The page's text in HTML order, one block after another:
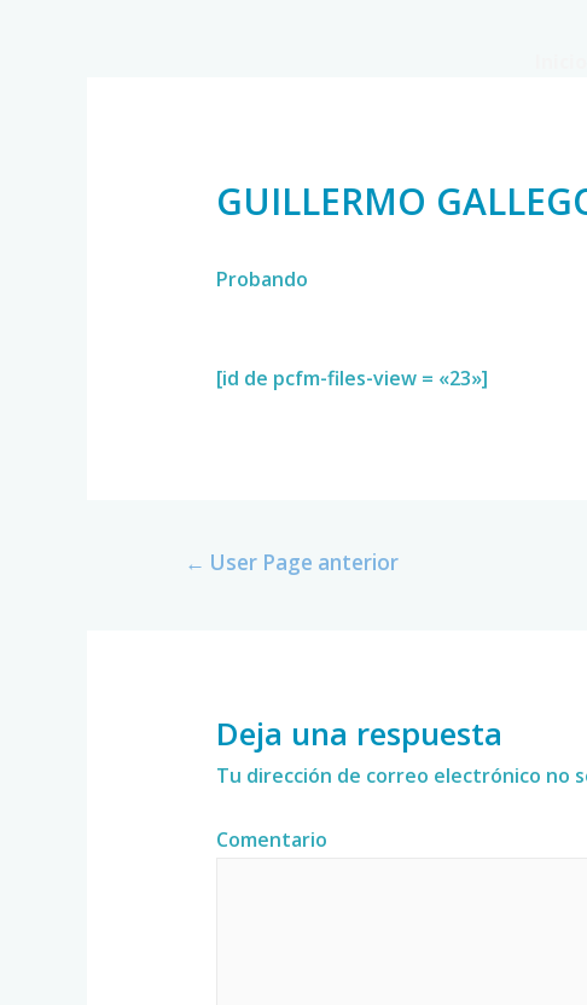
GUILLERMO
Probando
[id de pcfm-files-view = «23»]
← User Page anterior
Deja una respuesta
Tu dirección de correo electrónico no
Comentario